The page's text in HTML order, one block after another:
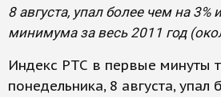
8 августа, упал более чем на 3%
минимума за весь 2011 год
Индекс РТС в первые минуты
понедельника, 8 августа, упал